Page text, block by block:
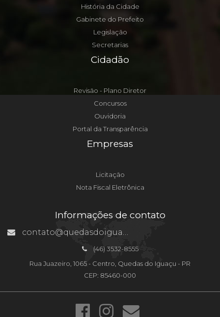
História da Cidade
Gabinete do Prefeito
Legislação
Secretarias
Cidadão
Revisão - Plano Diretor
Concursos
Ouvidoria
Portal da Transparência
Empresas
Licitação
Nota Fiscal Eletrônica
Informações de contato
contato@quedasdoiguacu.pr.gov.br
(46) 3532-8555
Rua Juazeiro, 1065 - Centro, Quedas do Iguaçu - PR
CEP: 85460-000